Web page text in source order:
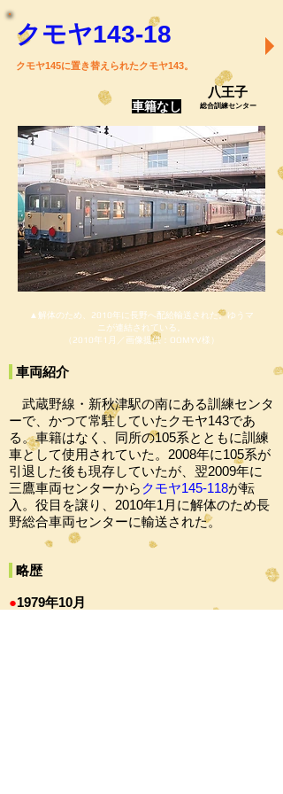
クモヤ143-18
クモヤ145に置き替えられたクモヤ143。
八王子
総合訓練センター
車籍なし
▲解体のため、2010年に長野へ配給輸送された。ゆうマ
ニが連結されている。
（2010年1月／画像提供：OOMYV様）
車両紹介
武蔵野線・ 新秋津駅の南にある訓練センタ
ーで、かつて常駐していたクモヤ143であ
る。車籍はなく、同所の105系とともに訓練
車として使用されていた。2008年に105系が
引退した後も現存していたが、翌2009年に
三鷹車両センターからクモヤ145-118が転
入。役目を譲り、2010年1月に解体のため長
野総合車両センターに輸送された。
略歴
●1979年10月